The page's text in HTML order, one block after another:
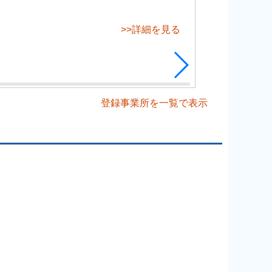
>>詳細を見る
登録事業所を一覧で表示